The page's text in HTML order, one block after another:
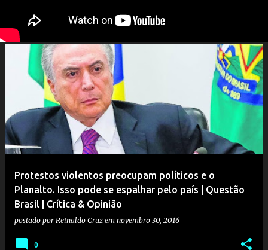
Protestos violentos preocupam políticos e o
Planalto. Isso pode se espalhar pelo país | Questão
Brasil | Crítica & Opinião
postado por Reinaldo Cruz em novembro 30, 2016
0